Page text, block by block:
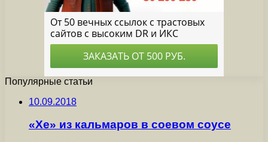
Популярные статьи
10.09.2018
«Хе» из кальмаров в соевом соусе